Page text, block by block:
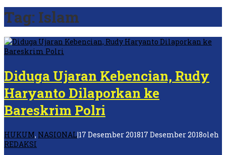
Tag: Islam
Diduga Ujaran Kebencian, Rudy
Haryanto Dilaporkan ke
Bareskrim Polri
HUKUM, NASIONAL|17 Desember 201817 Desember 2018oleh
REDAKSI